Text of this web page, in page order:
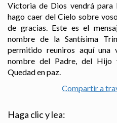
Victoria de Dios vendrá para
hago caer del Cielo sobre
de gracias. Este es el
nombre de la Santísima
permitido reuniros aquí una
nombre del Padre, del Hijo
Quedad en paz.
Compartir a
Haga clic y lea: